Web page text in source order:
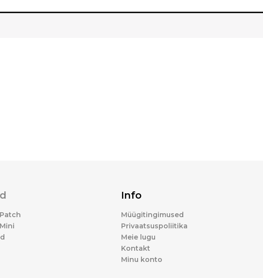
Info
Müügitingimused
Privaatsuspoliitika
Meie lugu
Kontakt
Minu konto